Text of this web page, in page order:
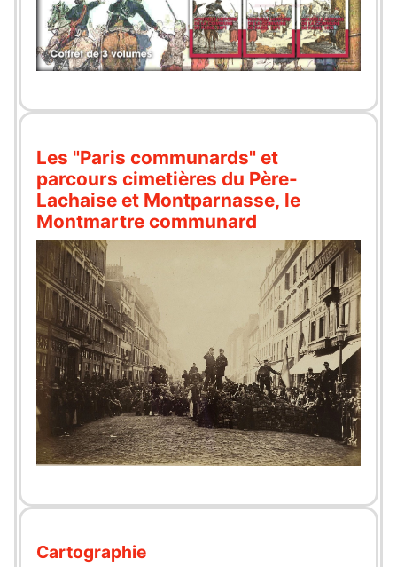
Les "Paris communards" et
parcours cimetières du Père-
Lachaise et Montparnasse, le
Montmartre communard
Cartographie